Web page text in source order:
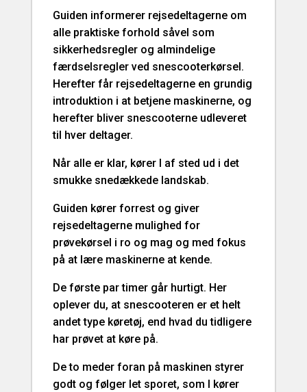
Guiden informerer rejsedeltagerne om
alle praktiske forhold såvel som
sikkerhedsregler og almindelige
færdselsregler ved snescooterkørsel.
Herefter får rejsedeltagerne en grundig
introduktion i at betjene maskinerne, og
herefter bliver snescooterne udleveret
til hver deltager.
Når alle er klar, kører I af sted ud i det
smukke snedækkede landskab.
Guiden kører forrest og giver
rejsedeltagerne mulighed for
prøvekørsel i ro og mag og med fokus
på at lære maskinerne at kende.
De første par timer går hurtigt. Her
oplever du, at snescooteren er et helt
andet type køretøj, end hvad du tidligere
har prøvet at køre på.
De to meder foran på maskinen styrer
godt og følger let sporet, som I kører